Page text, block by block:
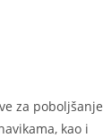
za poboljšanje
kao i